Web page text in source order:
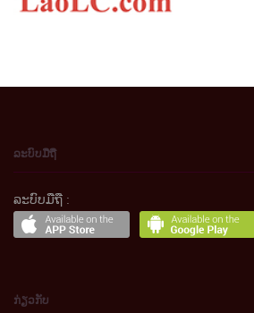
ລະບົບມືຖື
ລະບົບມືຖື :
ກ່ຽວກັບ